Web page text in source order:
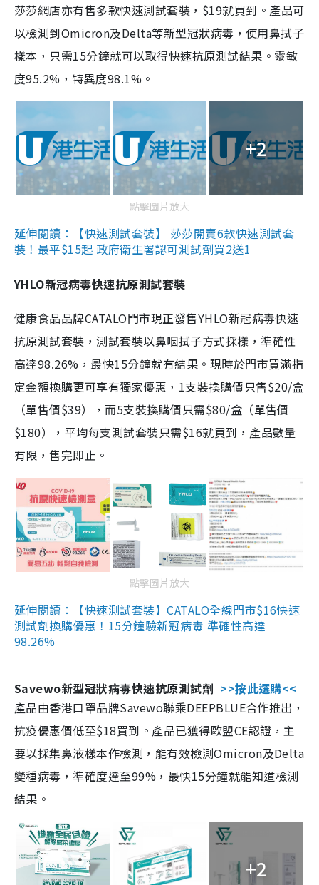
莎莎網店亦有售多款快速測試套裝，$19就買到。產品可
以檢測到Omicron及Delta等新型冠狀病毒，使用鼻拭子
樣本，只需15分鐘就可以取得快速抗原測試結果。靈敏
度95.2%，特異度98.1%。
+2
點擊圖片放大
延伸閱讀：【快速測試套裝】 莎莎開賣6款快速測試套
裝！最平$15起 政府衛生署認可測試劑買2送1
YHLO新冠病毒快速抗原測試套裝
健康食品品牌CATALO門市現正發售YHLO新冠病毒快速
抗原測試套裝，測試套裝以鼻咽拭子方式採樣，準確性
高達98.26%，最快15分鐘就有結果。現時於門市買滿指
定金額換購更可享有獨家優惠，1支裝換購價只售$20/盒
（單售價$39），而5支裝換購價只需$80/盒（單售價
$180），平均每支測試套裝只需$16就買到，產品數量
有限，售完即止。
點擊圖片放大
延伸閱讀：【快速測試套裝】CATALO全線門市$16快速
測試劑換購優惠！15分鐘驗新冠病毒 準確性高達
98.26%
Savewo新型冠狀病毒快速抗原測試劑 >>按此選購<<
產品由香港口罩品牌Savewo聯乘DEEPBLUE合作推出，
抗疫優惠價低至$18買到。產品已獲得歐盟CE認證，主
要以採集鼻液樣本作檢測，能有效檢測Omicron及Delta
變種病毒，準確度達至99%，最快15分鐘就能知道檢測
結果。
+2